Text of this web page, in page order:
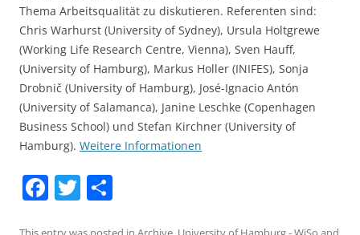
Thema Arbeitsqualität zu diskutieren. Referenten sind:
Chris Warhurst (University of Sydney), Ursula Holtgrewe
(Working Life Research Centre, Vienna), Sven Hauff,
(University of Hamburg), Markus Holler (INIFES), Sonja
Drobnič (University of Hamburg), José-Ignacio Antón
(University of Salamanca), Janine Leschke (Copenhagen
Business School) und Stefan Kirchner (University of
Hamburg). Weitere Informationen
F T